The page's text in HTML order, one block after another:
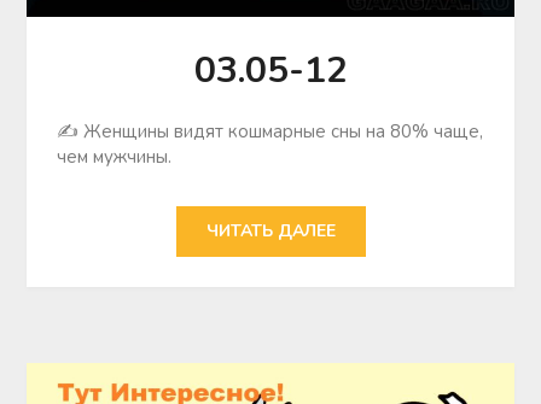
03.05-12
✍ Женщины видят кошмарные сны на 80% чаще,
чем мужчины.
ЧИТАТЬ ДАЛЕЕ